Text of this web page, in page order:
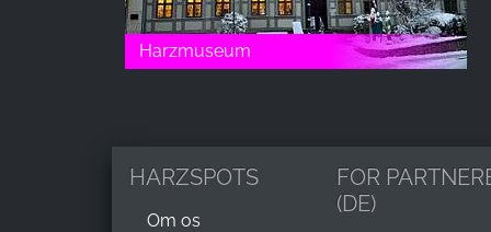
Harzmuseum
HARZSPOTS
Om os
FOR
(DE)